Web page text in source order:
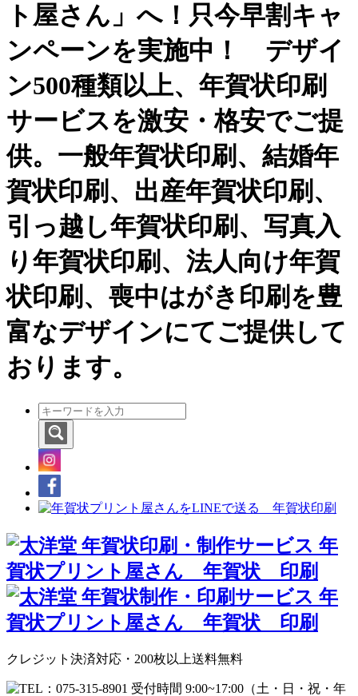
ト屋さん」へ！只今早割キャ
ンペーンを実施中！ デザイ
ン500種類以上、年賀状印刷
サービスを激安・格安でご提
供。一般年賀状印刷、結婚年
賀状印刷、出産年賀状印刷、
引っ越し年賀状印刷、写真入
り年賀状印刷、法人向け年賀
状印刷、喪中はがき印刷を豊
富なデザインにてご提供して
おります。
クレジット決済対応・200枚以上送料無料